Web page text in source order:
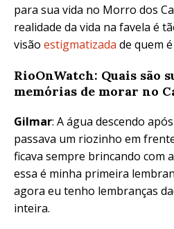
para sua vida no Morro dos
realidade da vida na favela é
visão estigmatizada de quem
RioOnWatch: Quais são
memórias de morar no
Gilmar: A água descendo
passava um riozinho em
ficava sempre brincando com
essa é minha primeira
agora eu tenho lembranças
inteira.